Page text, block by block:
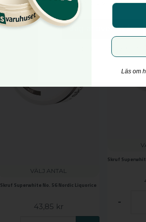
VÄLJ ANTAL
Skruf Superwhite No. 56 Nordic Liquorice
43,85 kr -
måste du vara 18 år
Jag är över 18 år
Läs om